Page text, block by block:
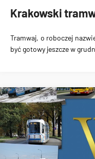
Krakowski
Tramwaj, o roboczej
być gotowy jeszcze w